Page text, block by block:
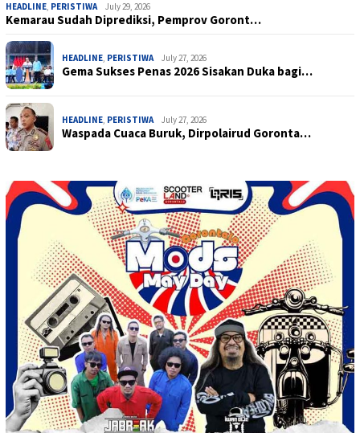
HEADLINE, PERISTIWA July 29, 2026
Kemarau Sudah Diprediksi, Pemprov Goront…
HEADLINE, PERISTIWA July 27, 2026
Gema Sukses Penas 2026 Sisakan Duka bagi…
HEADLINE, PERISTIWA July 27, 2026
Waspada Cuaca Buruk, Dirpolairud Goronta…